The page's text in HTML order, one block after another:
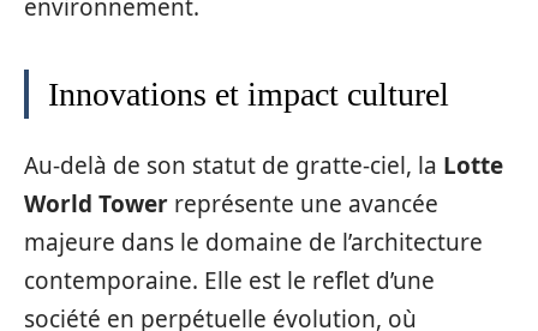
environnement.
Innovations et impact culturel
Au-delà de son statut de gratte-ciel, la Lotte
World Tower représente une avancée
majeure dans le domaine de l’architecture
contemporaine. Elle est le reflet d’une
société en perpétuelle évolution, où